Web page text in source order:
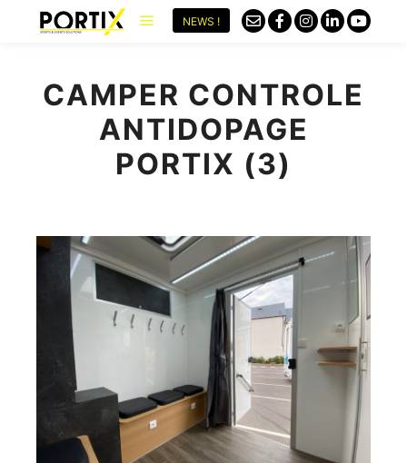
NEWS !
CAMPER CONTROLE
ANTIDOPAGE
PORTIX (3)